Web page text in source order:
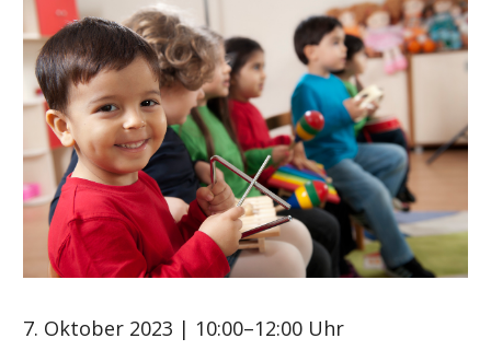
7. Oktober 2023 | 10:00–12:00 Uhr